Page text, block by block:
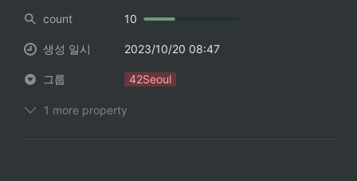
count 10
생성 일시 2023/10/20 08:47
그룹 42Seoul
1 more property